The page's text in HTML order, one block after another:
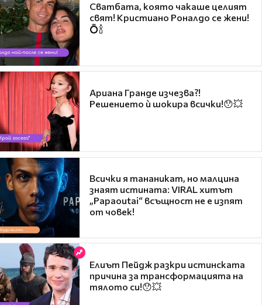
Сватбата, която чакаше целият
свят! Кристиано Роналдо се жени!
💍🍾
Ариана Гранде изчезва?!
Решението ѝ шокира всички!😯💥
Всички я тананикат, но малцина
знаят истината: VIRAL хитът
„Papaoutai“ всъщност не е изпят
от човек!
Елиът Пейдж разкри истинската
причина за трансформацията на
тялото си!😯💥